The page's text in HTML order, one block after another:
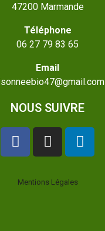
47200 Marmande
Téléphone
06 27 79 83 65
Email
NOUS SUIVRE
Mentions Légales